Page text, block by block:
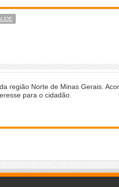
região Norte de Minas Gerais.
para o cidadão.